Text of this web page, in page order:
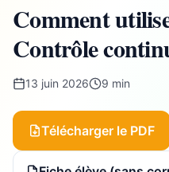
Comment
Contrôle
13 juin 2026 9 min
Télécharger le PDF